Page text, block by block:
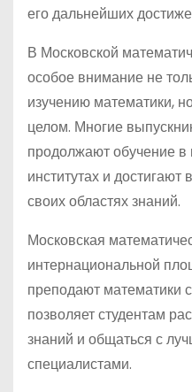
его дальнейших
В Московской
особое внимание не
изучению математики,
целом. Многие
продолжают обучение в
институтах и
своих областях знаний.
Московская
интернациональной
преподают математики
позволяет студентам
знаний и общаться с
специалистами.